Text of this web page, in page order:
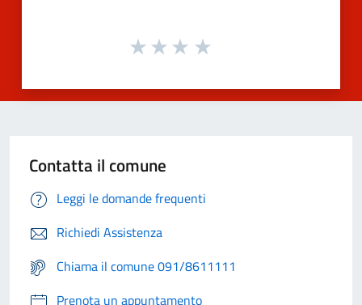
Contatta il comune
Leggi le domande frequenti
Richiedi Assistenza
Chiama il comune 091/8611111
Prenota un appuntamento